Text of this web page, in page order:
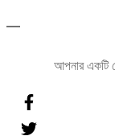
আপনার একটি